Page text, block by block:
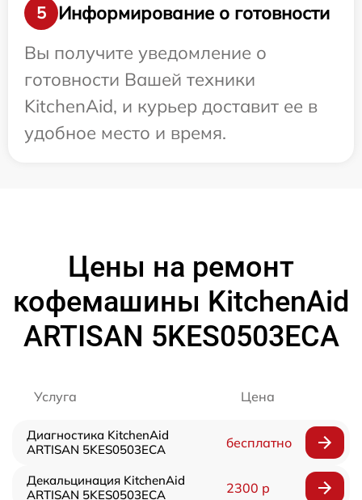
5
Информирование о готовности
Вы получите уведомление о
готовности Вашей техники
KitchenAid, и курьер доставит ее в
удобное место и время.
Цены на ремонт
кофемашины KitchenAid
ARTISAN 5KES0503ECA
Услуга Цена
Диагностика KitchenAid
ARTISAN 5KES0503ECA
бесплатно
Декальцинация KitchenAid
ARTISAN 5KES0503ECA
2300 р